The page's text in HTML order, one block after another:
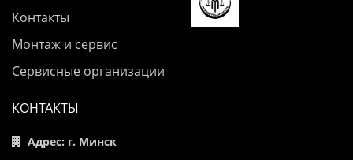
Контакты
Монтаж и сервис
Сервисные организации
КОНТАКТЫ
Адрес: г. Минск